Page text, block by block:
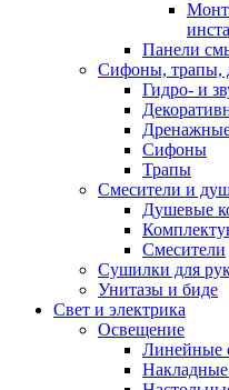
Панели
Сифоны, трапы,
Гидро- и
Сифоны
Трапы
Смесители и
Душевые
Смесители
Сушилки для
Унитазы и биде
Свет и электрика
Освещение
Линейные
Накладные